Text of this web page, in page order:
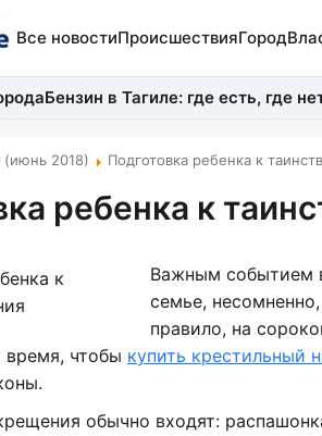
Все новостиПроисшествияГород
Бензин в Тагиле: где есть, где
2018) Подготовка ребенка к
ребенка к
Важным событием
семье,
правило, на
время, чтобы купить крестильный
обычно входят: